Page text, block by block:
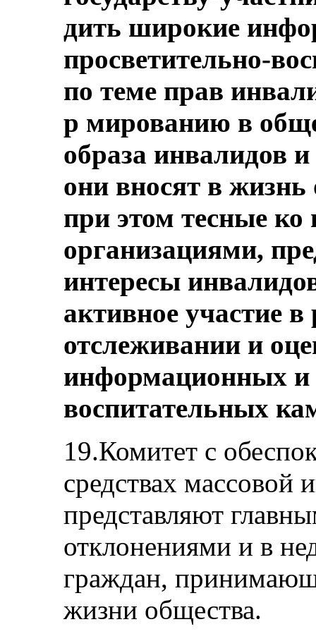
дить широкие
просветительно-
по теме прав
р мированию в
образа инвалидов
они вносят в жизнь
при этом тесные ко
организациями,
интересы
активное участие в
отслеживании и
информационных и
воспитательных
19.Комитет с
средствах массовой
представляют
отклонениями и в
граждан,
жизни общества.